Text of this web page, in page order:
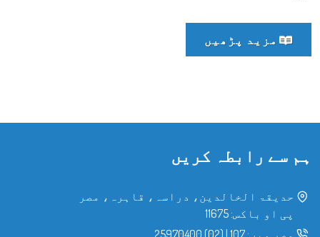
مزید پڑھیں
ہم سے رابطہ کریں
حدیقۃ الخالدین، دراسہ، قاہرہ، مصر
پی او باکس: 11675
مصر میں: 107
|
(02) 25970400